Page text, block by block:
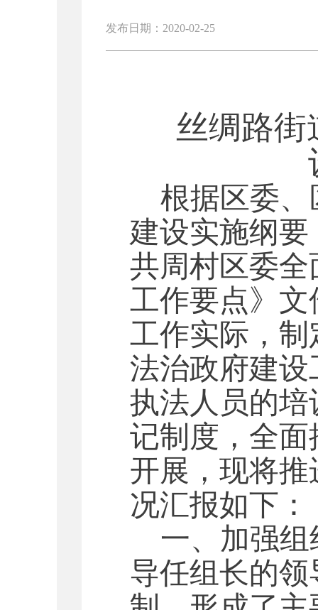
发布日期：2020-02-25
丝绸路街
根据区委
建设实施纲要
共周村区委全
工作要点》
工作实际，制
法治政府建
执法人员的
记制度，全
开展，现将
况汇报如下：
一、加强
导任组长的